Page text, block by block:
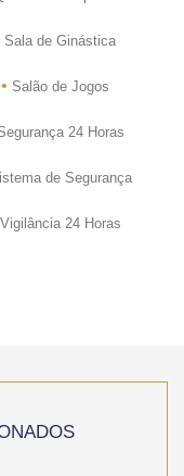
Sala de Ginástica
• Salão de Jogos
24 Horas
de Segurança
Vigilância 24 Horas